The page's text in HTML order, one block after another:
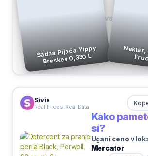
Sadna Pijača Yippy
Breskev 0,330 L
VS
Sivix
Real Prices. Real Data
Kako
si?
Ugani ceno v
Mercator